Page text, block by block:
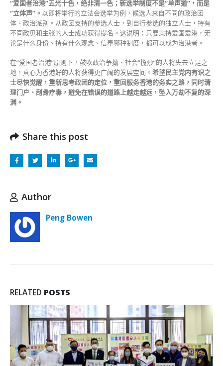
“爱国者治港”五光十色，绝非清一色；新选举制度不是“单声道”，而是
“立体声”。 以即将举行的立法会选举为例，候选人来自不同的政治团
体、政治派别。从政团支持的参选人士，到自行参选的独立人士，持有
不同政见和主张的人士成功获得提名。这说明：只要秉持爱国爱港，无
论是什么身份、持有什么观念、信奉哪种制度，都可以成为治港者。
在“爱国者治港”原则下，鼓吹政治争拗、社会“揽炒”的人将失去立足之
地，真心为香港好的人将获得更广阔的发展空间。 希望民主党内有识之
士尽快觉醒，重新思考政团的定位，重回服务香港的务实之路，同时清
理门户、刮骨疗毒，避免在错误的道路上越走越远，坠入万劫不复的深
渊。
Share this post
Author
Peng Bowen
RELATED POSTS